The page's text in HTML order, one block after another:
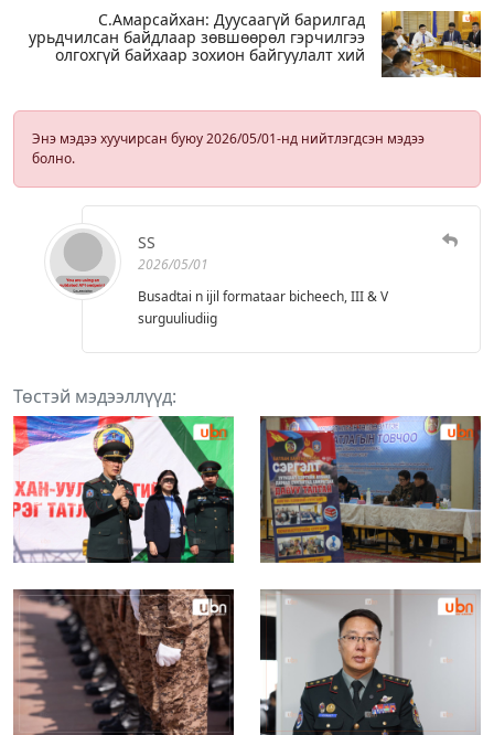
С.Амарсайхан: Дуусаагүй барилгад
урьдчилсан байдлаар зөвшөөрөл гэрчилгээ
олгохгүй байхаар зохион байгуулалт хий
Энэ мэдээ хуучирсан буюу 2026/05/01-нд нийтлэгдсэн мэдээ
болно.
SS
2026/05/01
Busadtai n ijil formataar bicheech, III & V
surguuliudiig
Төстэй мэдээллүүд: